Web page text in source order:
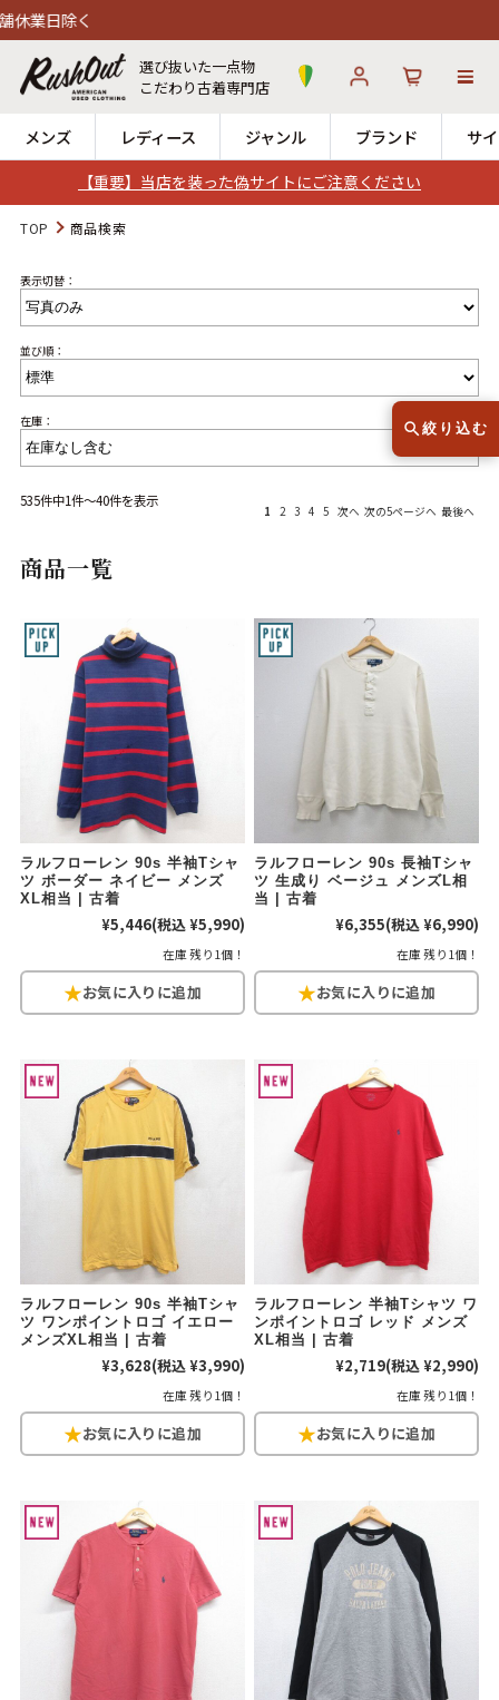
【重要】当店を装った偽サイトにご注意ください
選び抜いた一点物
こだわり古着専門店
メンズ レディース ジャンル ブランド サ
ログイン
店舗一覧
全国7店舗・公式通販の比較 →
発送について 12時までのご注文で当日出荷！
5 ラルフローレン 大きいサイズ
Search by Brandブランドから探す
ラルフ ローレン ザ・ノース・フェ
イス
チャンピオン
パタゴニア
カーハート ディッキーズ
アディダス
リーバイス ラッセル・アスレ
チック
ア行 サ行
タ行
ナ行
ハ行 ラ行
Search by Item アイテムから探す
ジャケット セーター
長袖シャツ 半袖シャツ Tシャツ
パンツ レディース 子供服
雑貨/小物
Search by Particular こだわりから探す
Search by Size サイズから探す（メンズ）
ジャケット XS M XL
TOP 商品検索
表示切替：
並び順：
在庫：
535件中1件～40件を表示
1 2 3 4 5 次へ 次の5ページへ 最後へ
商品一覧
ラルフローレン 90s 半袖Tシャ
ツ ボーダー ネイビー メンズ
XL相当 | 古着
¥5,446(税込 ¥5,990)
在庫 残り1個！
ラルフローレン 90s 長袖Tシャ
ツ 生成り ベージュ メンズL相
当 | 古着
¥6,355(税込 ¥6,990)
在庫 残り1個！
ラルフローレン 90s 半袖Tシャ
ツ ワンポイントロゴ イエロー
メンズXL相当 | 古着
¥3,628(税込 ¥3,990)
在庫 残り1個！
ラルフローレン 半袖Tシャツ ワ
ンポイントロゴ レッド メンズ
XL相当 | 古着
¥2,719(税込 ¥2,990)
在庫 残り1個！
絞り込む